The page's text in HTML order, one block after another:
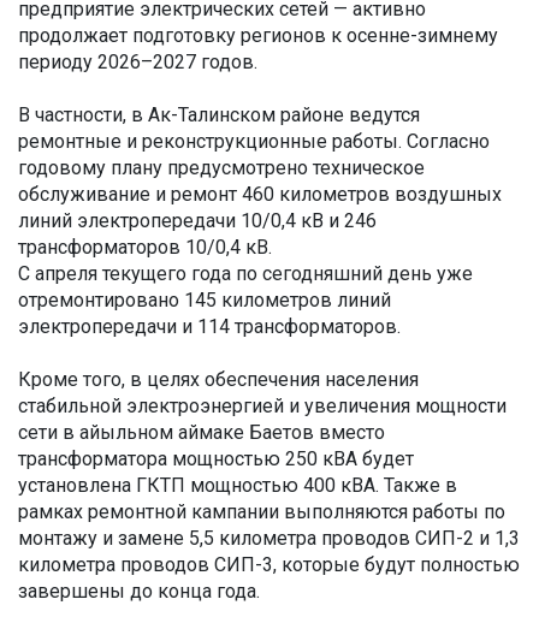
предприятие электрических сетей — активно
продолжает подготовку регионов к осенне-зимнему
периоду 2026–2027 годов.
В частности, в Ак-Талинском районе ведутся
ремонтные и реконструкционные работы. Согласно
годовому плану предусмотрено техническое
обслуживание и ремонт 460 километров воздушных
линий электропередачи 10/0,4 кВ и 246
трансформаторов 10/0,4 кВ.
С апреля текущего года по сегодняшний день уже
отремонтировано 145 километров линий
электропередачи и 114 трансформаторов.
Кроме того, в целях обеспечения населения
стабильной электроэнергией и увеличения мощности
сети в айыльном аймаке Баетов вместо
трансформатора мощностью 250 кВА будет
установлена ГКТП мощностью 400 кВА. Также в
рамках ремонтной кампании выполняются работы по
монтажу и замене 5,5 километра проводов СИП-2 и 1,3
километра проводов СИП-3, которые будут полностью
завершены до конца года.